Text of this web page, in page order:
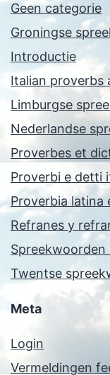
Geen categorie
Groningse
Introductie
Italian proverbs
Limburgse
Nederlandse
Proverbes et
Proverbi e detti
Proverbia latina
Refranes y
Spreekwoorden
Twentse
Meta
Login
Vermeldingen